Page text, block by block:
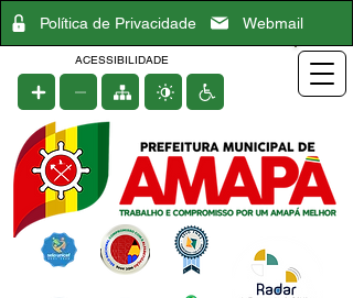
Política de Privacidade Webmail
ACESSIBILIDADE